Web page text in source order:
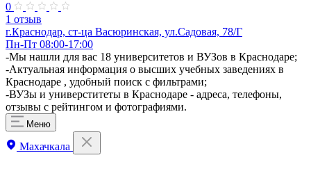
0
1 отзыв
г.Краснодар, ст-ца Васюринская, ул.Садовая, 78/Г
Пн-Пт 08:00-17:00
-Мы нашли для вас 18 университетов и ВУЗов в Краснодаре;
-Актуальная информация о высших учебных заведениях в
Краснодаре , удобный поиск с фильтрами;
-ВУЗы и универститеты в Краснодаре - адреса, телефоны,
отзывы с рейтингом и фотографиями.
Меню
Махачкала